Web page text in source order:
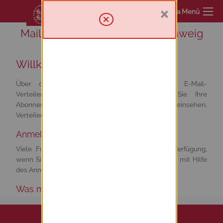
Sympa Menü
Mailinglist service TU Braunschweig
Willkommen
Über diesen Server haben Sie Zugriff zur E-Mail-
Verteilerumgebung. Von hier aus können Sie Ihre
Abonnements verwalten oder abbestellen, Archive einsehen,
Verteiler verwalten und moderieren.
Anmelden
Viele Funktionen von Sympa stehen erst zur Verfügung,
wenn Sie sich angemeldet haben. Loggen Sie sich mit Hilfe
des Anmeldeformulars im Menü oben rechts ein.
Was möchten Sie tun?
×